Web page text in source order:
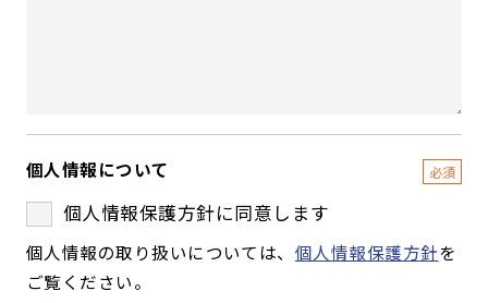
個人情報について
個人情報保護方針に同意します
個人情報の取り扱いについては、 個人情報保護方針を
ご覧ください。